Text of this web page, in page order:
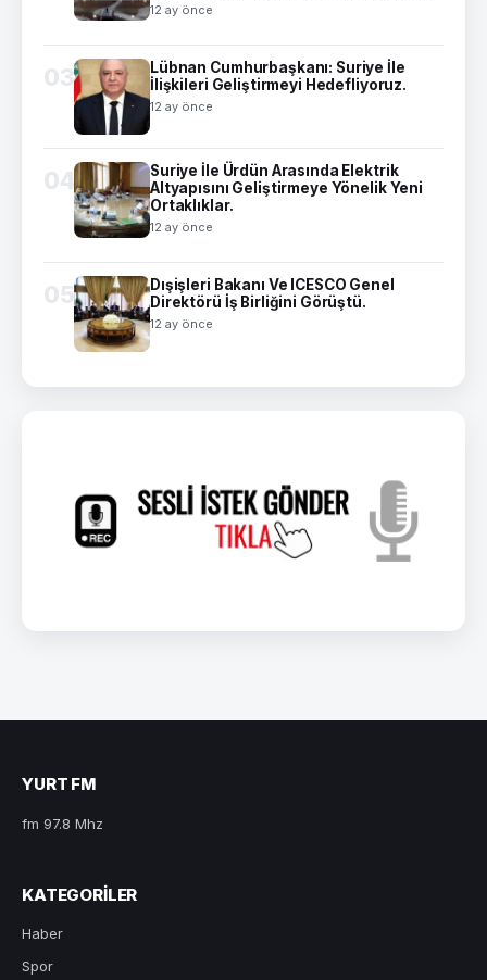
12 ay önce
03
Lübnan Cumhurbaşkanı: Suriye İle
İlişkileri Geliştirmeyi Hedefliyoruz.
12 ay önce
04
Suriye İle Ürdün Arasında Elektrik
Altyapısını Geliştirmeye Yönelik Yeni
Ortaklıklar.
12 ay önce
05
Dışişleri Bakanı Ve ICESCO Genel
Direktörü İş Birliğini Görüştü.
12 ay önce
YURT FM
fm 97.8 Mhz
KATEGORILER
Haber
Spor